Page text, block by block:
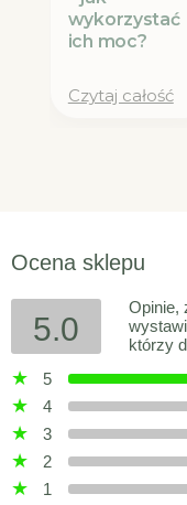
wykorzystać
ich moc?
Czytaj całość
Ocena sklepu
5.0
Opinie,
którzy
5
4
3
2
1